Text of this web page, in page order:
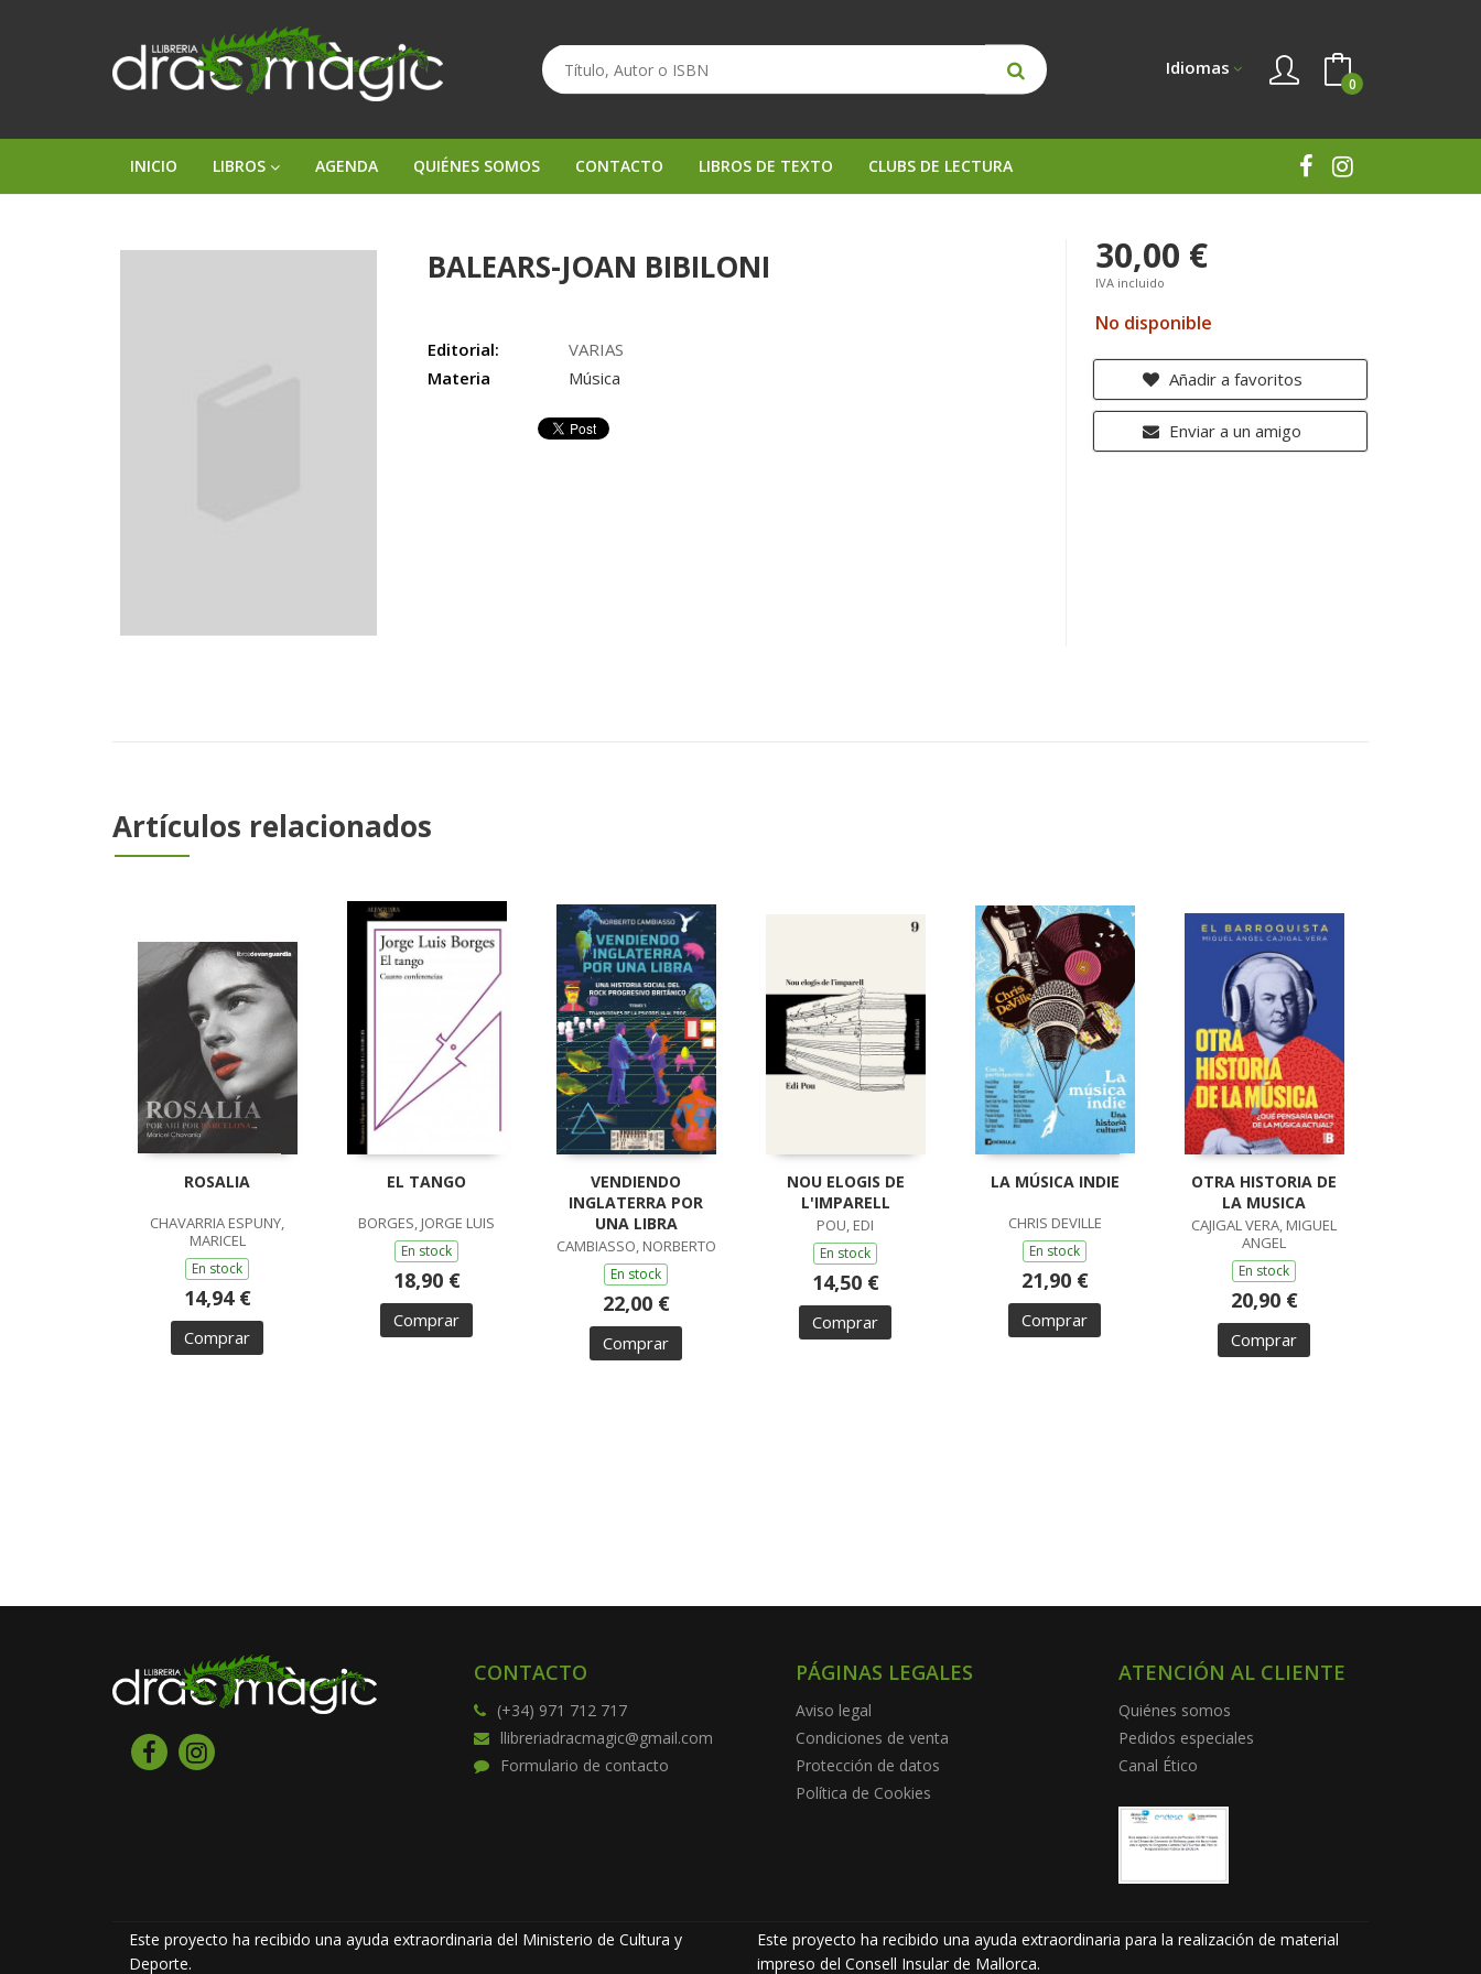
Idiomas
0
INICIO LIBROS AGENDA QUIÉNES SOMOS CONTACTO LIBROS DE TEXTO CLUBS DE LECTURA
BALEARS-JOAN BIBILONI
Editorial:
VARIAS
Materia
Música
30,00 €
IVA incluido
No disponible
Añadir a favoritos
Enviar a un amigo
Artículos relacionados
ROSALIA
CHAVARRIA ESPUNY,
MARICEL
En stock
14,94 €
Comprar
EL TANGO
BORGES, JORGE LUIS
En stock
18,90 €
Comprar
VENDIENDO
INGLATERRA POR
UNA LIBRA
CAMBIASSO, NORBERTO
En stock
22,00 €
Comprar
NOU ELOGIS DE
L'IMPARELL
POU, EDI
En stock
14,50 €
Comprar
LA MÚSICA INDIE
CHRIS DEVILLE
En stock
21,90 €
Comprar
OTRA HISTORIA DE
LA MUSICA
CAJIGAL VERA, MIGUEL
ANGEL
En stock
20,90 €
Comprar
CONTACTO
(+34) 971 712 717
llibreriadracmagic@gmail.com
Formulario de contacto
PÁGINAS LEGALES
Aviso legal
Condiciones de venta
Protección de datos
Política de Cookies
ATENCIÓN AL CLIENTE
Quiénes somos
Pedidos especiales
Canal Ético
Este proyecto ha recibido una ayuda extraordinaria del Ministerio de Cultura y
Deporte.
Este proyecto ha recibido una ayuda extraordinaria para la realización de material
impreso del Consell Insular de Mallorca.